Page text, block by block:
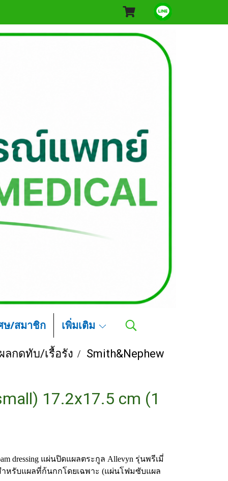
ษ/สมาชิก เพิ่มเติม
กดทับ/เรื้อรัง
Smith&Nephew
17.2x17.5 cm (1
dressing แผ่นปิดแผลตระกูล Allevyn รุ่นพรีเมี่
รับแผลที่ก้นกกโดยเฉพาะ (แผ่นโฟมซับแผล